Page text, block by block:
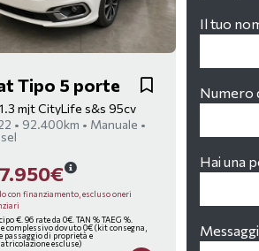
Tipo 5 porte
mjt CityLife s&s 95cv
• 92.400km • Manuale •
7.950€
con finanziamento, escluso oneri
€. 96 rate da 0€. TAN % TAEG %.
complessivo dovuto 0€ (kit consegna,
passaggio di proprietà e
escluse)
Il tuo
Numero
Hai una